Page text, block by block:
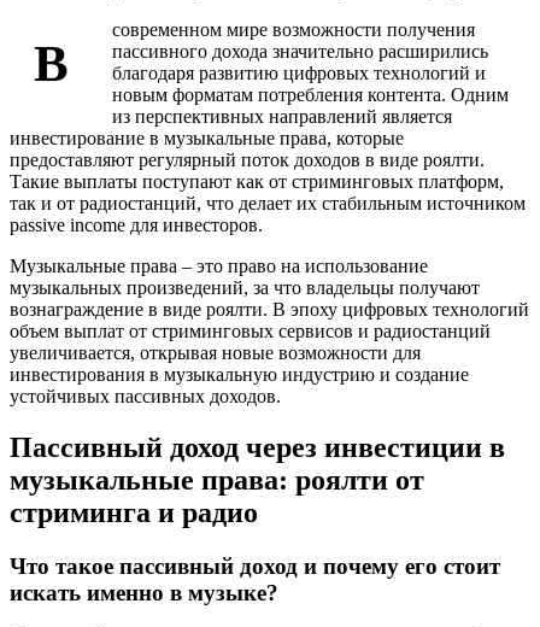
В
современном мире возможности получения
пассивного дохода значительно расширились
благодаря развитию цифровых технологий и
новым форматам потребления контента. Одним
из перспективных направлений является
инвестирование в музыкальные права, которые
предоставляют регулярный поток доходов в виде роялти.
Такие выплаты поступают как от стриминговых платформ,
так и от радиостанций, что делает их стабильным источником
passive income для инвесторов.
Музыкальные права – это право на использование
музыкальных произведений, за что владельцы получают
вознаграждение в виде роялти. В эпоху цифровых технологий
объем выплат от стриминговых сервисов и радиостанций
увеличивается, открывая новые возможности для
инвестирования в музыкальную индустрию и создание
устойчивых пассивных доходов.
Пассивный доход через инвестиции в
музыкальные права: роялти от
стриминга и радио
Что такое пассивный доход и почему его стоит
искать именно в музыке?